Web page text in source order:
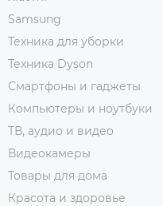
Samsung
Техника для уборки
Техника Dyson
Смартфоны и гаджеты
Компьютеры и ноутбуки
ТВ, аудио и видео
Видеокамеры
Товары для дома
Красота и здоровье